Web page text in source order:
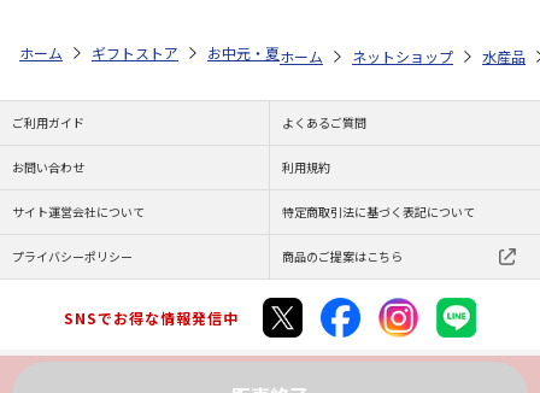
ホーム ギフトストア お中元・夏ギフト特集 2026 ゆうゆうギフト
ホーム ネットショップ 水産品
ご利用ガイド よくあるご質問
お問い合わせ 利用規約
サイト運営会社について 特定商取引法に基づく表記について
プライバシーポリシー 商品のご提案はこちら
SNSでお得な情報発信中